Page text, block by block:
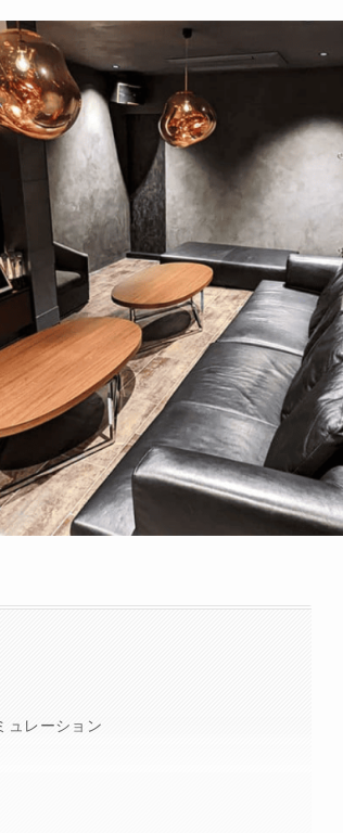
ュレーション